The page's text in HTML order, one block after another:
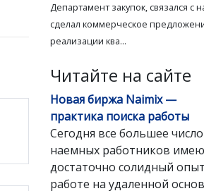
Департамент закупок, связался с
сделал коммерческое
реализации ква...
Читайте на сайте
Новая биржа Naimix —
практика поиска работы
Сегодня все большее число
наемных работников
достаточно солидный
работе на удаленной